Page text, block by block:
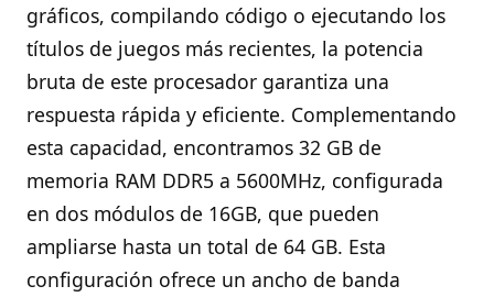
gráficos, compilando código o ejecutando los
títulos de juegos más recientes, la potencia
bruta de este procesador garantiza una
respuesta rápida y eficiente. Complementando
esta capacidad, encontramos 32 GB de
memoria RAM DDR5 a 5600MHz, configurada
en dos módulos de 16GB, que pueden
ampliarse hasta un total de 64 GB. Esta
configuración ofrece un ancho de banda